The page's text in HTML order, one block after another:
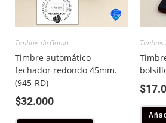
Timbres de Goma
Timbre automático
fechador redondo 45mm.
(945-RD)
$32.000
$